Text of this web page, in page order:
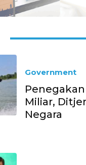
Government
Miliar,
Negara